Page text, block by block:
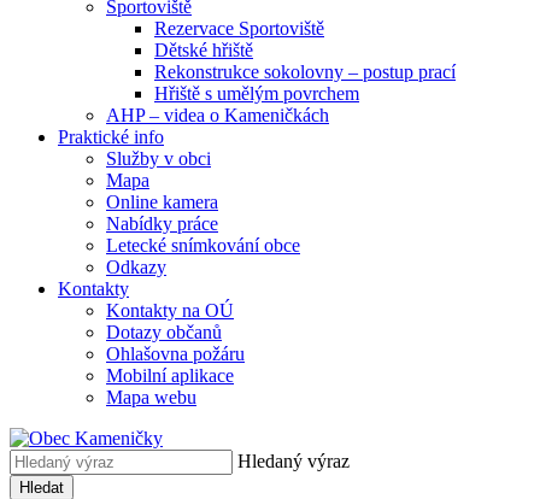
Sportoviště
Rezervace Sportoviště
Dětské hřiště
Rekonstrukce sokolovny – postup prací
Hřiště s umělým povrchem
AHP – videa o Kameničkách
Praktické info
Služby v obci
Mapa
Online kamera
Nabídky práce
Letecké snímkování obce
Odkazy
Kontakty
Kontakty na OÚ
Dotazy občanů
Ohlašovna požáru
Mobilní aplikace
Mapa webu
Hledaný výraz
Hledat